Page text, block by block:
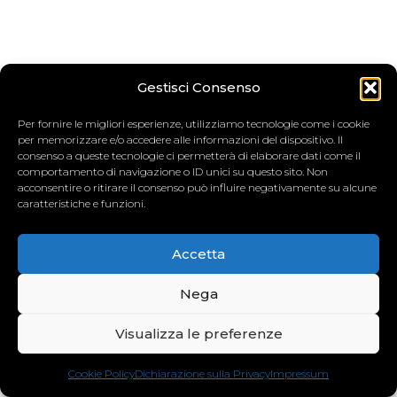
Gestisci Consenso
Per fornire le migliori esperienze, utilizziamo tecnologie come i cookie
per memorizzare e/o accedere alle informazioni del dispositivo. Il
consenso a queste tecnologie ci permetterà di elaborare dati come il
comportamento di navigazione o ID unici su questo sito. Non
acconsentire o ritirare il consenso può influire negativamente su alcune
caratteristiche e funzioni.
Accetta
Nega
Visualizza le preferenze
Cookie PolicyDichiarazione sulla PrivacyImpressum